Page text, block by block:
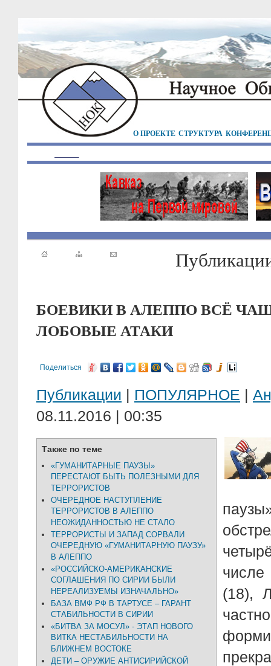
О ПРОЕКТЕ СТРУКТУРА
БОЕВИКИ В АЛЕППО ВСЁ
ЛОБОВЫЕ АТАКИ
Поделиться
Публикации | ПОПУЛЯРНОЕ |
08.11.2016 | 00:35
Также по теме
«ГУМАНИТАРНЫЕ ПАУЗЫ»
ПЕРЕСТАЮТ БЫТЬ ПОЛЕЗНЫМИ ДЛЯ
ТЕРРОРИСТОВ
ОЧЕРЕДНОЕ НАСТУПЛЕНИЕ
ТЕРРОРИСТОВ В АЛЕППО
НЕОЖИДАННОСТЬЮ НЕ СТАЛО
ТЕРРОРИСТЫ И ЗАПАД СОРВАЛИ
ОЧЕРЕДНУЮ «ГУМАНИТАРНУЮ ПАУЗУ»
В АЛЕППО
«РОССИЙСКО-АМЕРИКАНСКИЕ
СОГЛАШЕНИЯ ПО СИРИИ БЫЛИ
НЕРЕАЛИЗУЕМЫ ИЗНАЧАЛЬНО»
БАЗА ВМФ РФ В ТАРТУСЕ – ГАРАНТ
СТАБИЛЬНОСТИ В СИРИИ
«БИТВА ЗА МОСУЛ» - ЭТАП НОВОГО
ВИТКА НЕСТАБИЛЬНОСТИ НА
БЛИЖНЕМ ВОСТОКЕ
ДЕТИ – ОРУЖИЕ АНТИСИРИЙСКОЙ
(18),